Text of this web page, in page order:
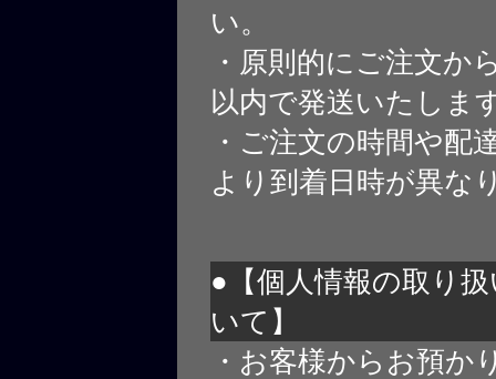
い。
・原則的にご注文か
以内で発送いたしま
・ご注文の時間や配
より到着日時が異な
●【個人情報の取り
いて】
・お客様からお預か